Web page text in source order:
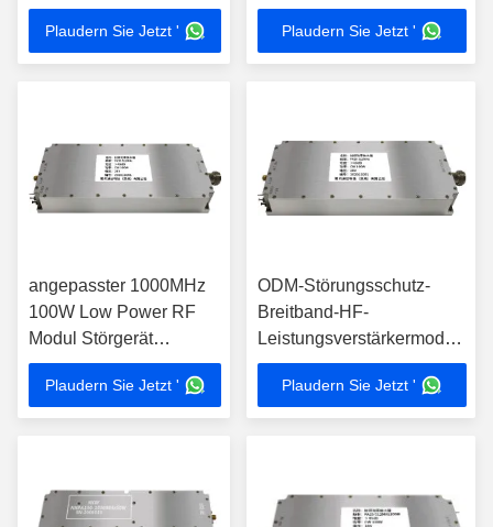
Hochintegrationssignalverstärker
für professionelle
Verwendung
Plaudern Sie Jetzt '
1000MHz 200W
Plaudern Sie Jetzt '
angepasster 1000MHz
100W Low Power RF
Modul Störgerät
NXPA80
Plaudern Sie Jetzt '
ODM-Störungsschutz-
Breitband-HF-
Leistungsverstärkermodul
NXPA400 1100MHz 100W
Plaudern Sie Jetzt '